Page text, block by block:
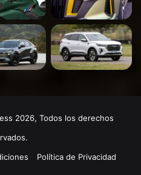
2026, Todos los derechos
Política de Privacidad